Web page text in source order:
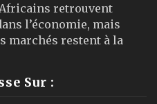
retrouvent
l’économie, mais
marchés restent à la
Sur :